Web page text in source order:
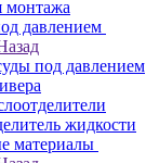
монтажа
давлением
под давлением
жидкости
материалы